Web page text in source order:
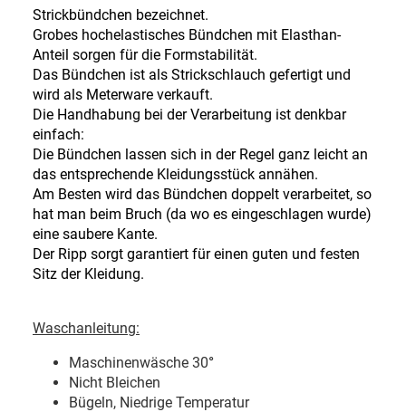
Strickbündchen bezeichnet.
Grobes hochelastisches Bündchen mit Elasthan-
Anteil sorgen für die Formstabilität.
Das Bündchen ist als Strickschlauch gefertigt und
wird als Meterware verkauft.
Die Handhabung bei der Verarbeitung ist denkbar
einfach:
Die Bündchen lassen sich in der Regel ganz leicht an
das entsprechende Kleidungsstück annähen.
Am Besten wird das Bündchen doppelt verarbeitet, so
hat man beim Bruch (da wo es eingeschlagen wurde)
eine saubere Kante.
Der Ripp sorgt garantiert für einen guten und festen
Sitz der Kleidung.
Waschanleitung:
Maschinenwäsche 30°
Nicht Bleichen
Bügeln, Niedrige Temperatur